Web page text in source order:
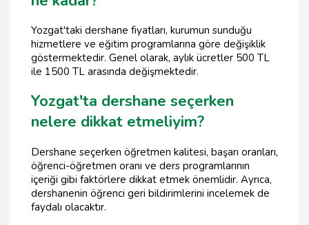
Yozgat'taki dershane fiyatları, kurumun sunduğu
hizmetlere ve eğitim programlarına göre değişiklik
göstermektedir. Genel olarak, aylık ücretler 500 TL
ile 1500 TL arasında değişmektedir.
Yozgat'ta dershane seçerken
nelere dikkat etmeliyim?
Dershane seçerken öğretmen kalitesi, başarı oranları,
öğrenci-öğretmen oranı ve ders programlarının
içeriği gibi faktörlere dikkat etmek önemlidir. Ayrıca,
dershanenin öğrenci geri bildirimlerini incelemek de
faydalı olacaktır.